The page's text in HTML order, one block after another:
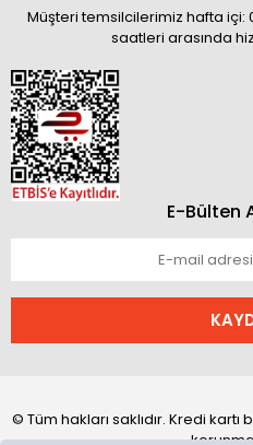
Müşteri temsilcilerimiz hafta içi:
saatleri arasında
E-Bülten
© Tüm hakları saklıdır. Kredi kartı